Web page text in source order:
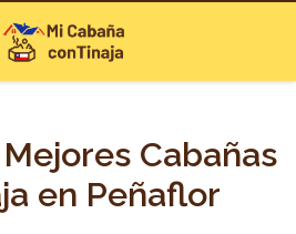
Cabañas
en Peñaflor